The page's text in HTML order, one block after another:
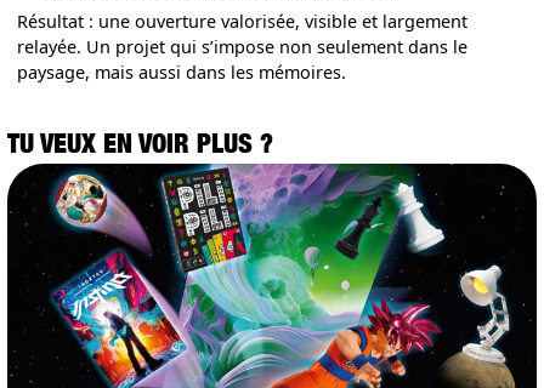
Résultat : une ouverture valorisée, visible et largement
relayée. Un projet qui s’impose non seulement dans le
paysage, mais aussi dans les mémoires.
TU VEUX EN VOIR PLUS ?